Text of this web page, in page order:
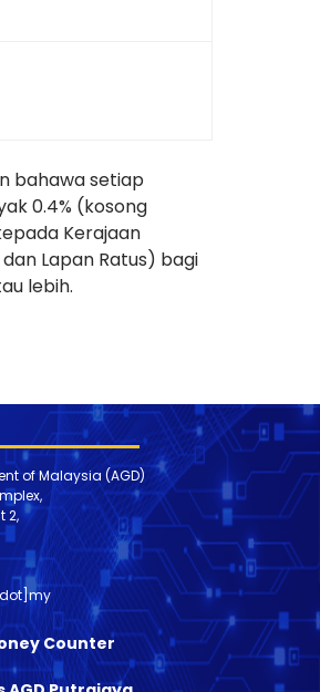
bahawa setiap
0.4% (kosong
Kerajaan
Lapan Ratus) bagi
lebih.
of Malaysia (AGD)
2,
Counter